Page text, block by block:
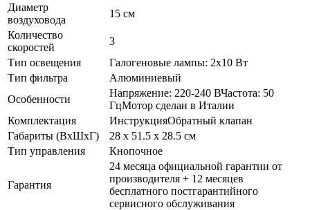
Диаметр
воздуховода
15 см
Количество
скоростей
3
Тип освещения
Галогеновые лампы: 2х10 Вт
Тип фильтра
Алюминиевый
Особенности
Напряжение: 220-240 ВЧастота: 50
ГцМотор сделан в Италии
Комплектация
ИнструкцияОбратный клапан
Габариты (ВхШхГ)
28 х 51.5 х 28.5 см
Тип управления
Кнопочное
Гарантия
24 месяца официальной гарантии от
производителя + 12 месяцев
бесплатного постгарантийного
сервисного обслуживания